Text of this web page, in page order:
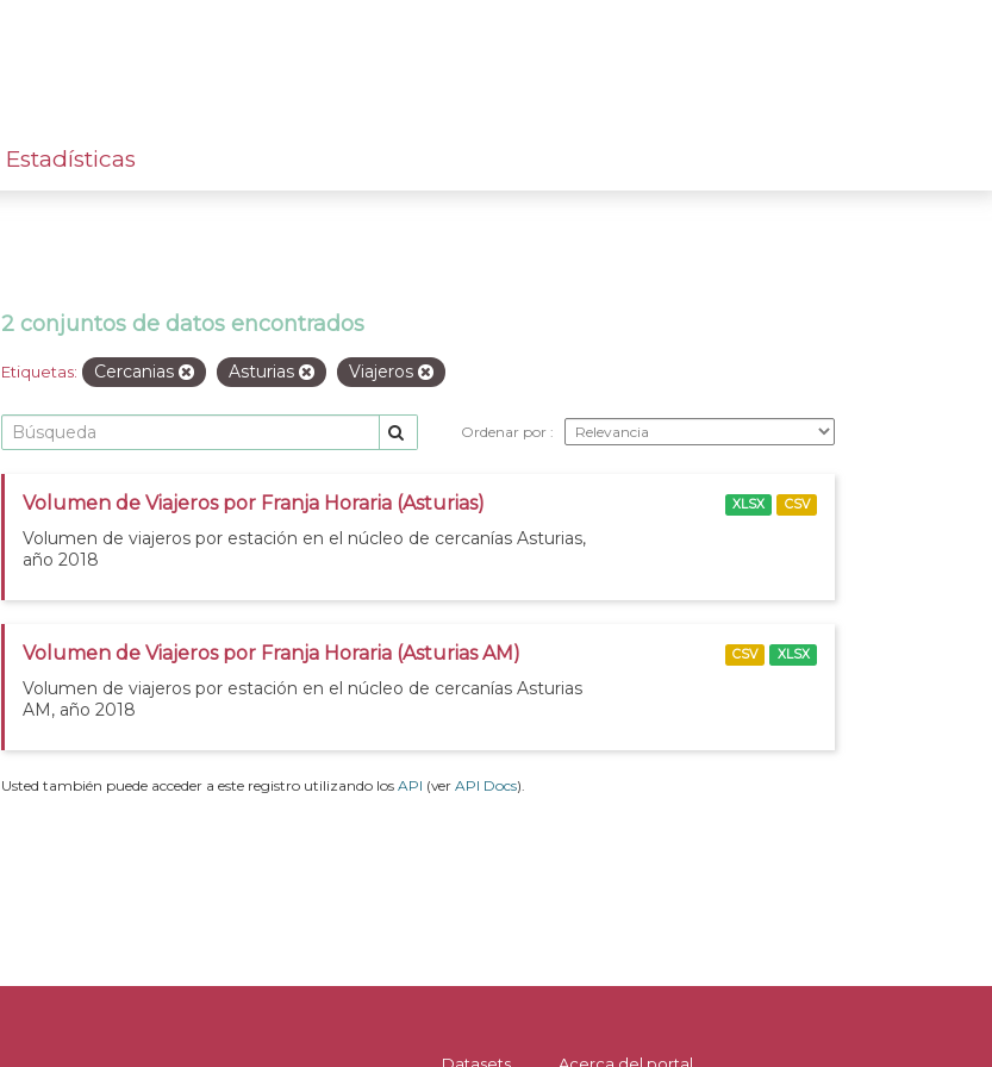
Estadísticas
2 conjuntos de datos encontrados
Etiquetas: Cercanias Asturias Viajeros
Ordenar por
Volumen de Viajeros por Franja Horaria (Asturias)
Volumen de viajeros por estación en el núcleo de cercanías Asturias,
año 2018
XLSX CSV
Volumen de Viajeros por Franja Horaria (Asturias AM)
Volumen de viajeros por estación en el núcleo de cercanías Asturias
AM, año 2018
CSV XLSX
Usted también puede acceder a este registro utilizando los API (ver API Docs).
Datasets Acerca del portal